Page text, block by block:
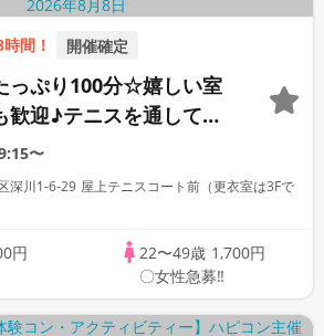
間！ 開催確定
っぷり100分☆嬉しい室
迎♪テニスを通して楽
〜
ート前（更衣室は3Fで
円
22〜49歳 1,700円
〇女性急募‼